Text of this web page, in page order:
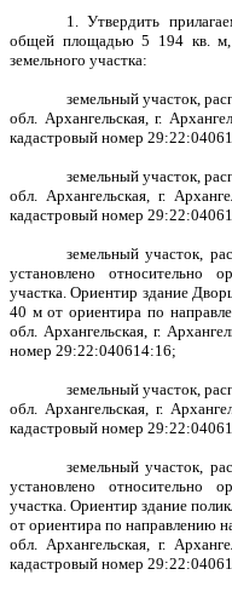
1. Утвердить
общей площадью 5 194 кв. м,
земельного участка:
земельный участок,
обл. Архангельская, г.
кадастровый номер
земельный участок,
обл. Архангельская, г.
кадастровый номер
земельный участок,
установлено относительно
участка. Ориентир здание
40 м от ориентира по
обл. Архангельская, г.
номер 29:22:040614:16;
земельный участок,
обл. Архангельская, г.
кадастровый номер
земельный участок,
установлено относительно
участка. Ориентир здание
от ориентира по направлению
обл. Архангельская, г.
кадастровый номер